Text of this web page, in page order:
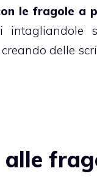
le fragole a
intagliandole
delle